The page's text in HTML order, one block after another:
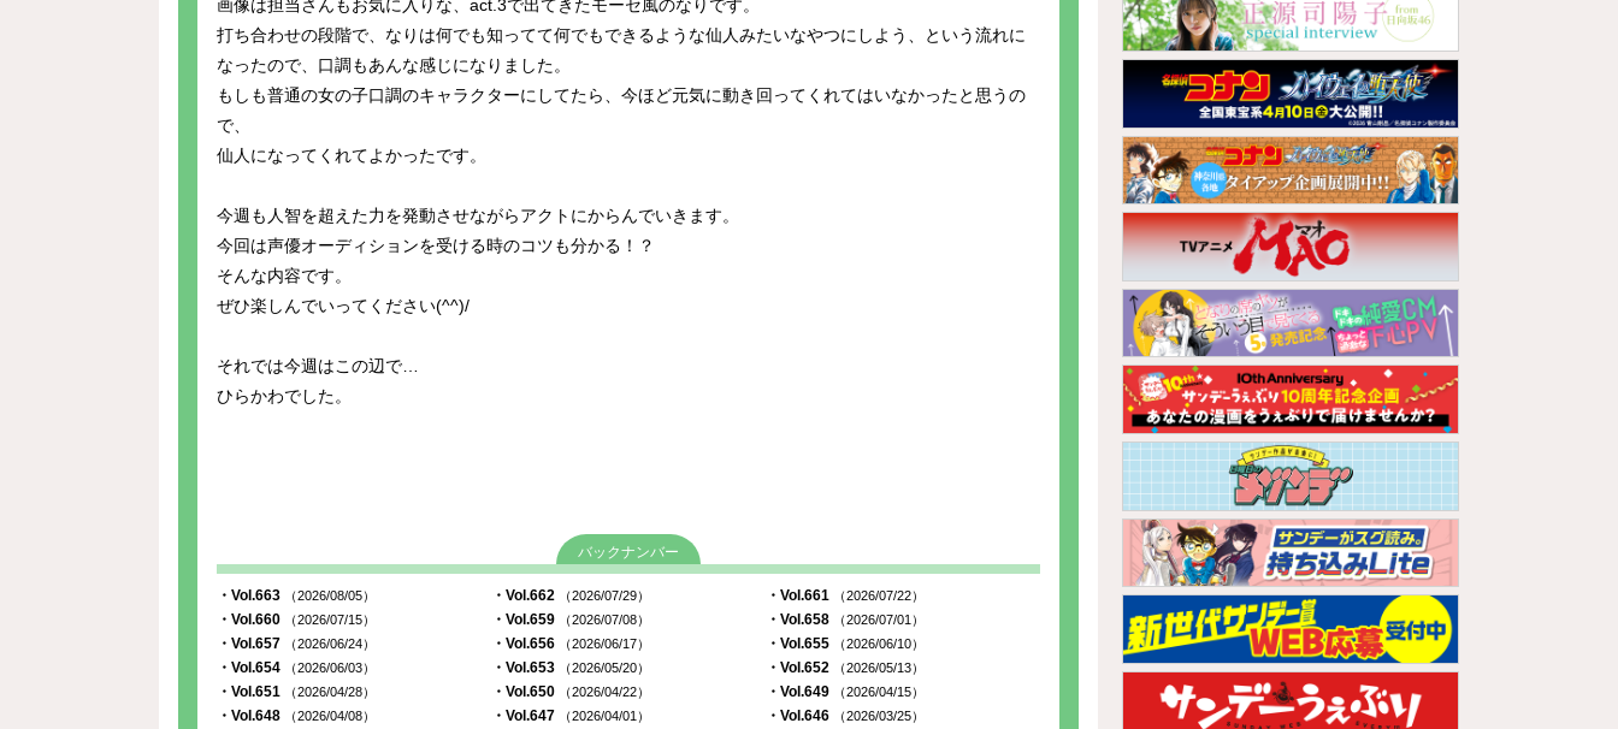
画像は担当さんもお気に入りな、act.3で出てきたモーセ風のなりです。
打ち合わせの段階で、なりは何でも知ってて何でもできるような仙人みたいなやつにしよう、という流れに
なったので、口調もあんな感じになりました。
もしも普通の女の子口調のキャラクターにしてたら、今ほど元気に動き回ってくれてはいなかったと思うの
で、
仙人になってくれてよかったです。
今週も人智を超えた力を発動させながらアクトにからんでいきます。
今回は声優オーディションを受ける時のコツも分かる！？
そんな内容です。
ぜひ楽しんでいってください(^^)/
それでは今週はこの辺で…
ひらかわでした。
バックナンバー
・Vol.663 （2026/08/05） ・Vol.662 （2026/07/29） ・Vol.661 （2026/07/22）
・Vol.660 （2026/07/15） ・Vol.659 （2026/07/08） ・Vol.658 （2026/07/01）
・Vol.657 （2026/06/24） ・Vol.656 （2026/06/17） ・Vol.655 （2026/06/10）
・Vol.654 （2026/06/03） ・Vol.653 （2026/05/20） ・Vol.652 （2026/05/13）
・Vol.651 （2026/04/28） ・Vol.650 （2026/04/22） ・Vol.649 （2026/04/15）
・Vol.648 （2026/04/08） ・Vol.647 （2026/04/01） ・Vol.646 （2026/03/25）